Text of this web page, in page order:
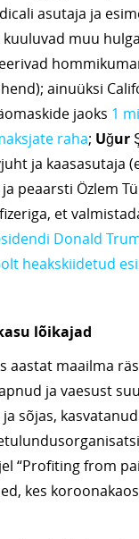
asutaja ja
muu
ainuüksi
jaoks 1
raha; Uğur
ja kaasasutaja
peaarsti Özlem
et
Donald
heakskiidetud
lõikajad
aastat maailma
ja vaesust
sõjas,
“Profiting from
kes